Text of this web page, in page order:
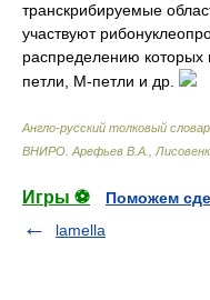
транскрибируемые
участвуют
распределению
петли, M-петли и др.
Англо-русский толковый
ВНИРО Арефьев В.А.,
Игры ⚽
Поможем
lamella